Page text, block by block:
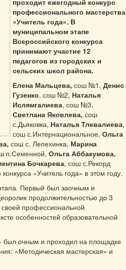
проходит ежегодный конкурс
профессионального мастерства
«Учитель года». В
муниципальном этапе
Всероссийского конкурса
принимают участие 12
педагогов из городских и
сельских школ района.
Елена Мальцева, сош №1, Денис
Гузенко, сош №2, Наталья
Ислямгалиева, сош №3,
Светлана Яковлева, сош
с.Дьяковка, Наталья Тлевалиева,
сош с.Интернациональное, Ольга
сош с. Лепехинка, Марина
п.Семенной, Ольга Аббакумова,
Бочкарева, сош с.Рекорд
«Учитель года» в этом году.
Первый был заочным и
продолжительностью до 3
профессиональной
особенностей образовательной
был очным и проходил на площадке
«Методическая мастерская» и